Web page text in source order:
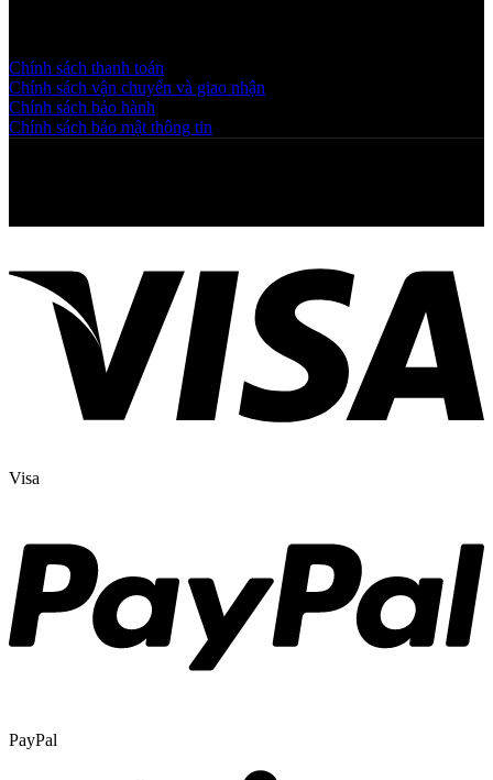
Chính sách thanh toán
Chính sách vận chuyển và giao nhận
Chính sách bảo hành
Chính sách bảo mật thông tin
Visa
PayPal